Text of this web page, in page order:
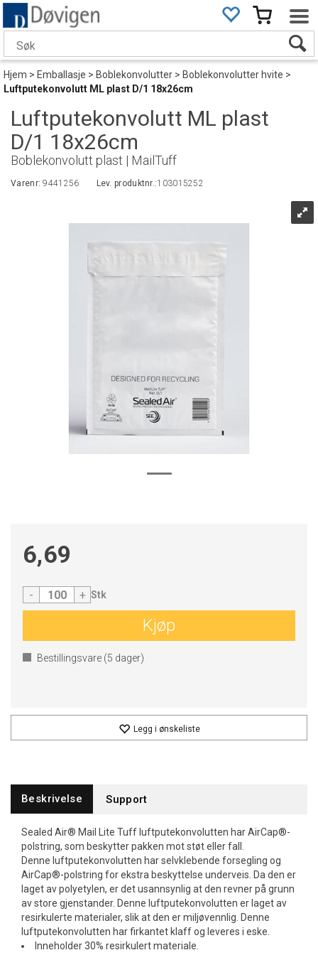
Hjem>Emballasje>Boblekonvolutter>Boblekonvolutter hvite>
Luftputekonvolutt ML plast D/1 18x26cm
Luftputekonvolutt ML plast
D/1 18x26cm
Boblekonvolutt plast | MailTuff
Varenr:9441256 Lev. produktnr.:103015252
6,69
- + Stk
Kjøp
Bestillingsvare (5 dager)
Legg i ønskeliste
Beskrivelse Support
Sealed Air® Mail Lite Tuff luftputekonvolutten har AirCap®-
polstring, som beskytter pakken mot støt eller fall.
Denne luftputekonvolutten har selvklebende forsegling og
AirCap®-polstring for ekstra beskyttelse underveis. Da den er
laget av polyetylen, er det usannsynlig at den revner på grunn
av store gjenstander. Denne luftputekonvolutten er laget av
resirkulerte materialer, slik at den er miljøvennlig. Denne
luftputekonvolutten har firkantet klaff og leveres i eske.
Inneholder 30% resirkulert materiale.